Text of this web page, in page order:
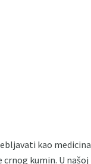
kao medicina
kumin. U našoj